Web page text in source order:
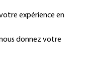
expérience en
donnez votre
Recherche